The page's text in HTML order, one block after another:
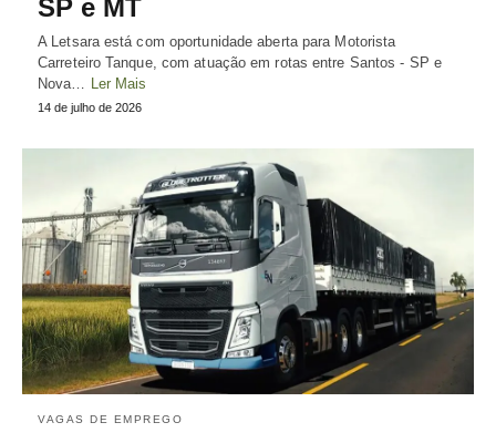
SP e MT
A Letsara está com oportunidade aberta para Motorista
Carreteiro Tanque, com atuação em rotas entre Santos - SP e
Nova… Ler Mais
14 de julho de 2026
VAGAS DE EMPREGO